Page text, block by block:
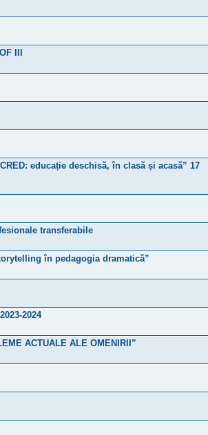
III
educație deschisă, în clasă și acasă” 17
transferabile
în pedagogia dramatică”
2024
ACTUALE ALE OMENIRII”